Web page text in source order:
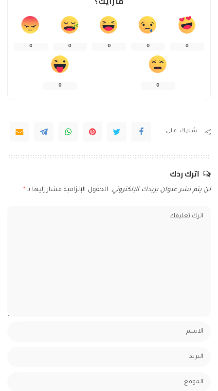
0
0
0
0
0
0
0
شارك على
اترك ردك
لن يتم نشر عنوان بريدك الإلكتروني. الحقول الإلزامية مشار إليها بـ *